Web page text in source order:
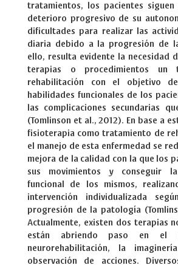
tratamientos, los pacientes siguen
deterioro progresivo de su
dificultades para realizar las
diaria debido a la progresión de
ello, resulta evidente la necesidad
terapias o procedimientos un
rehabilitación con el objetivo
habilidades funcionales de los
las complicaciones secundarias
(Tomlinson et al., 2012). En base a
fisioterapia como tratamiento de
el manejo de esta enfermedad se
mejora de la calidad con la que los
sus movimientos y conseguir la
funcional de los mismos,
intervención individualizada
progresión de la patología
Actualmente, existen dos terapias
están abriendo paso en el
neurorehabilitación, la
observación de acciones.